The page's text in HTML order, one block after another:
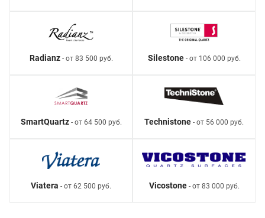
Radianz- от 83 500 руб. Silestone- от 106 000 руб.
SmartQuartz- от 64 500 руб. Technistone - от 56 000 руб.
Viatera - от 62 500 руб. Vicostone- от 83 000 руб.